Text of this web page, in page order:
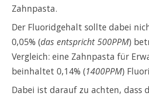
Zahnpasta.
Der Fluoridgehalt sollte dabei
0,05% (das entspricht 500PPM)
Vergleich: eine Zahnpasta für
beinhaltet 0,14% (1400PPM)
Dabei ist darauf zu achten, dass